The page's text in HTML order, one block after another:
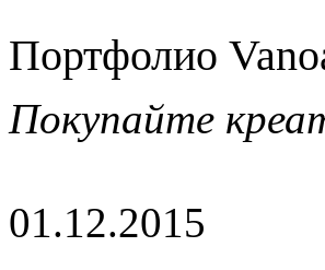
Портфолио
Покупайте
01.12.2015